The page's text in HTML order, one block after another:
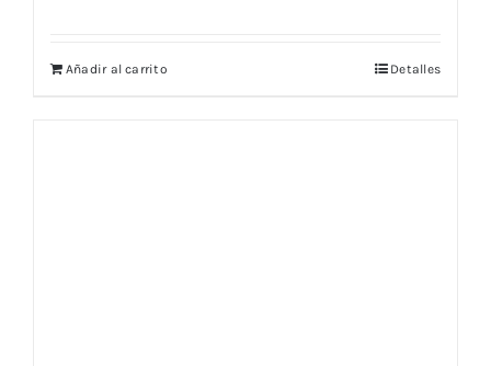
Añadir al carrito Detalles